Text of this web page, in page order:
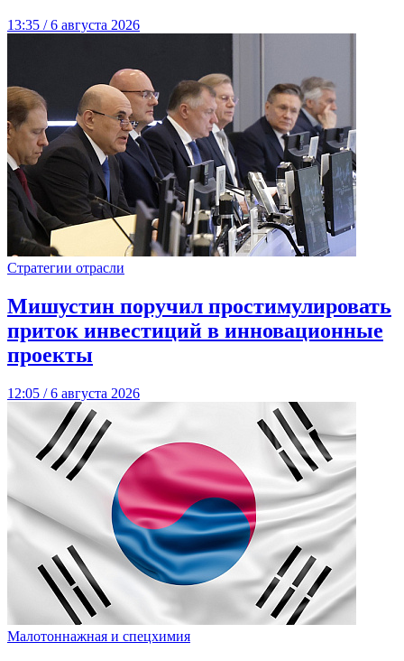
13:35 / 6 августа 2026
Стратегии отрасли
Мишустин поручил простимулировать
приток инвестиций в инновационные
проекты
12:05 / 6 августа 2026
Малотоннажная и спецхимия